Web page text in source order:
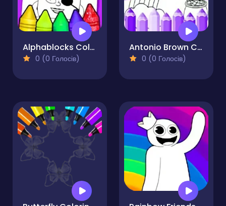
Alphablocks Coloring Pages
0 (0 Голосів)
Antonio Brown Coloring Pages
0 (0 Голосів)